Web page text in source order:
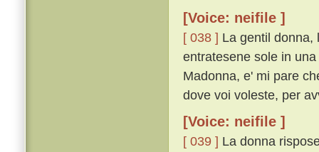
[Voice: neifile ]
[ 038 ] La gentil donna,
entratesene sole in
Madonna, e' mi pare
dove voi voleste, per
[Voice: neifile ]
[ 039 ] La donna